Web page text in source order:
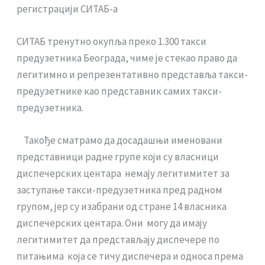
регистрацији СИТАБ-а
СИТАБ тренутно окупља преко 1.300 такси
предузетника Београда, чиме је стекао право да
легитимно и репрезентативно представља такси-
предузетнике као представник самих такси-
предузетника.
Такође сматрамо да досадашњи именовани
представници радне групе који су власници
диспечерских центара немају легитимитет за
заступање такси-предузетника пред радном
групом, јер су изабрани од стране 14 власника
диспечерских центара. Они могу да имају
легитимитет да представљају диспечере по
питањима која се тичу диспечера и односа према